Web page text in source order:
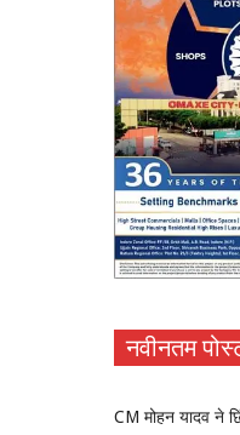
नवीनतम
CM मोहन यादव ने